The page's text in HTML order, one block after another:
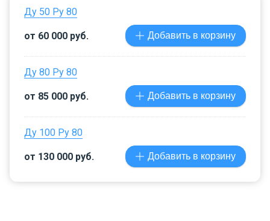
Ду 50 Ру 80
от 60 000 руб. Добавить в корзину
Ду 80 Ру 80
от 85 000 руб. Добавить в корзину
Ду 100 Ру 80
от 130 000 руб. Добавить в корзину